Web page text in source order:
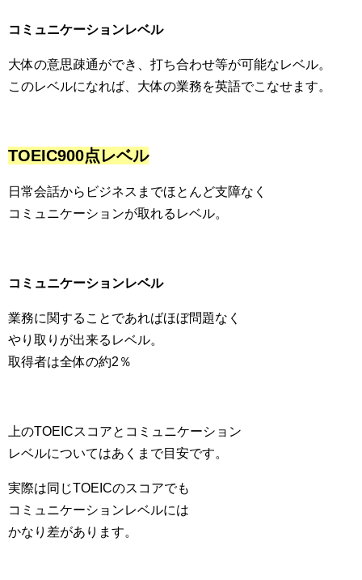
コミュニケーションレベル
大体の意思疎通ができ、打ち合わせ等が可能なレベル。
このレベルになれば、大体の業務を英語でこなせます。
TOEIC900点レベル
日常会話からビジネスまでほとんど支障なく
コミュニケーションが取れるレベル。
コミュニケーションレベル
業務に関することであればほぼ問題なく
やり取りが出来るレベル。
取得者は全体の約2％
上のTOEICスコアとコミュニケーション
レベルについてはあくまで目安です。
実際は同じTOEICのスコアでも
コミュニケーションレベルには
かなり差があります。